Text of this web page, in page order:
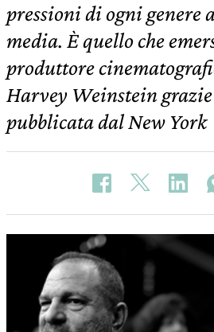
pressioni di ogni genere
media. È quello che
produttore
Harvey Weinstein
pubblicata dal New York